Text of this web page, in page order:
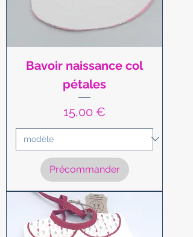
Bavoir naissance col
pétales
Prix
15,00 €
Précommander